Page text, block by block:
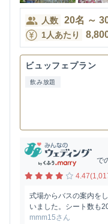
人数 20名 ～
1人あたり
ビュッフェプラン
飲み放題
で
式場からバスの案内を
いました。シート数も
mmm15さん